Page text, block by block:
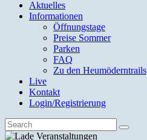
Aktuelles
Informationen
Öffnungstage
Preise Sommer
Parken
FAQ
Zu den Heumöderntrails
Live
Kontakt
Login/Registrierung